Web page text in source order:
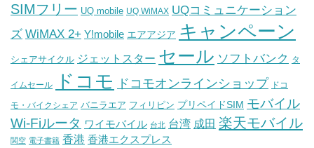
SIMフリー UQ mobile UQ WiMAX UQコミュニケーション
ズ WiMAX 2+ Y!mobile エアアジア キャンペーン
シェアサイクル ジェットスター セール ソフトバンク タ
イムセール ドコモ ドコモオンラインショップ ドコ
モ・バイクシェア バニラエア フィリピン プリペイドSIM モバイル
Wi-Fiルータ ワイモバイル 台北 台湾 成田 楽天モバイル
関空 電子書籍 香港 香港エクスプレス